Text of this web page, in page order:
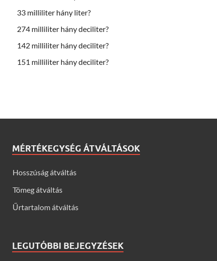
33 milliliter hány liter?
274 milliliter hány deciliter?
142 milliliter hány deciliter?
151 milliliter hány deciliter?
MÉRTÉKEGYSÉG ÁTVÁLTÁSOK
Hosszúság átváltás
Tömeg átváltás
Űrtartalom átváltás
LEGUTÓBBI BEJEGYZÉSEK